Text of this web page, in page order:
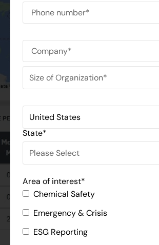
State*
Area of interest*
Chemical Safety
Emergency & Crisis
ESG Reporting